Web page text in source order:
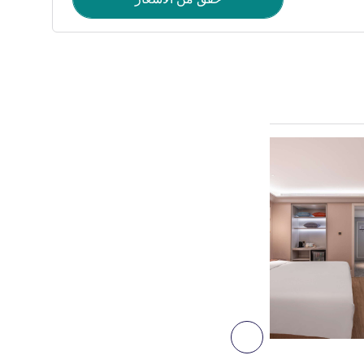
التالي - غرفة